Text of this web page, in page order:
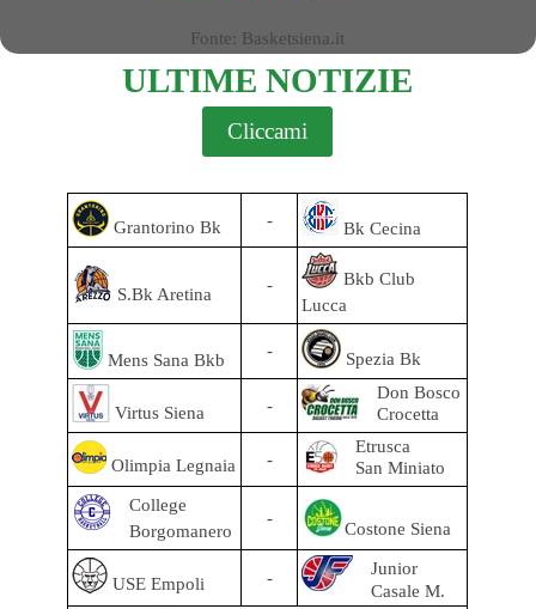
Fonte: Basketsiena.it
ULTIME NOTIZIE
Cliccami
Grantorino Bk - Bk Cecina
S.Bk Aretina -
Bkb Club
Lucca
Mens Sana Bkb - Spezia Bk
Virtus Siena -
Don Bosco
Crocetta
Olimpia Legnaia -
Etrusca
San Miniato
College
Borgomanero
-
Costone Siena
USE Empoli -
Junior
Casale M.